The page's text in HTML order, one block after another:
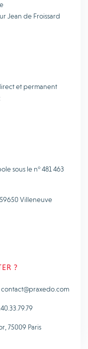
Jean de Froissard
et permanent
sous le n° 481 463
Villeneuve
?
75009 Paris